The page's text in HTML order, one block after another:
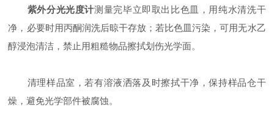
紫外分光光度计测量完毕立即取出比色皿，用纯水清洗干
净，必要时用丙酮润洗后晾干存放；若比色皿污染，可用无水乙
醇浸泡清洁，禁止用粗糙物品擦拭划伤光学面。
清理样品室，若有溶液洒落及时擦拭干净，保持样品仓干
燥，避免光学部件被腐蚀。